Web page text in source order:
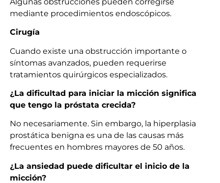
mediante procedimientos endoscópicos.
Cirugía
Cuando existe una obstrucción importante o
síntomas avanzados, pueden requerirse
tratamientos quirúrgicos especializados.
¿La dificultad para iniciar la micción significa
que tengo la próstata crecida?
No necesariamente. Sin embargo, la hiperplasia
prostática benigna es una de las causas más
frecuentes en hombres mayores de 50 años.
¿La ansiedad puede dificultar el inicio de la
micción?